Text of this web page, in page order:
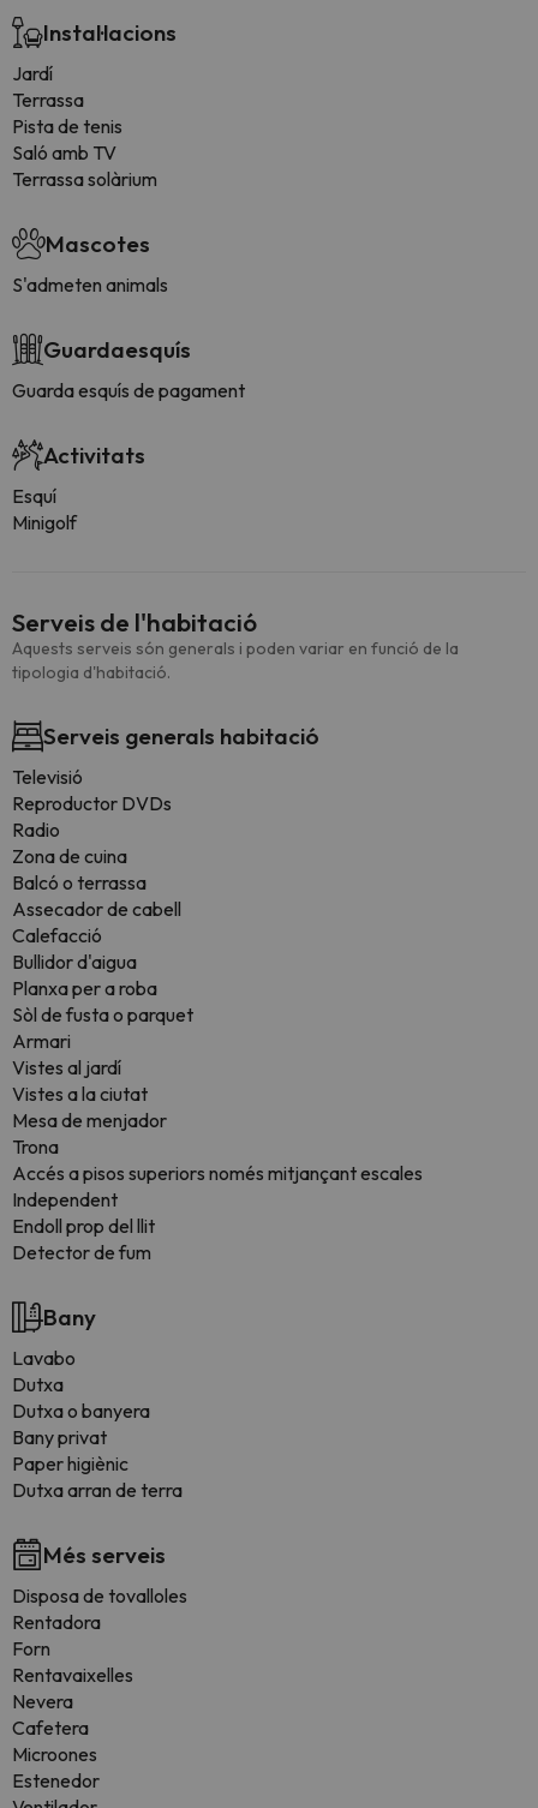
Instal·lacions
Jardí
Terrassa
Pista de tenis
Saló amb TV
Terrassa solàrium
Mascotes
S'admeten animals
Guardaesquís
Guarda esquís de pagament
Activitats
Esquí
Minigolf
Serveis de l'habitació
Aquests serveis són generals i poden variar en funció de la
tipologia d'habitació.
Serveis generals habitació
Televisió
Reproductor DVDs
Radio
Zona de cuina
Balcó o terrassa
Assecador de cabell
Calefacció
Bullidor d'aigua
Planxa per a roba
Sòl de fusta o parquet
Armari
Vistes al jardí
Vistes a la ciutat
Mesa de menjador
Trona
Accés a pisos superiors només mitjançant escales
Independent
Endoll prop del llit
Detector de fum
Bany
Lavabo
Dutxa
Dutxa o banyera
Bany privat
Paper higiènic
Dutxa arran de terra
Més serveis
Disposa de tovalloles
Rentadora
Forn
Rentavaixelles
Nevera
Cafetera
Microones
Estenedor